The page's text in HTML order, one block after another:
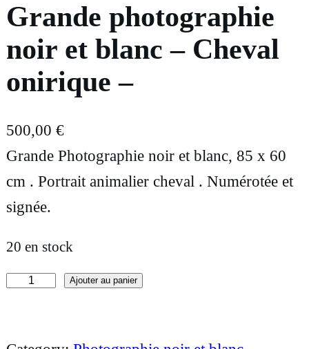
Grande photographie
noir et blanc – Cheval
onirique –
500,00 €
Grande Photographie noir et blanc, 85 x 60
cm . Portrait animalier cheval . Numérotée et
signée.
20 en stock
q
Ajouter au panier